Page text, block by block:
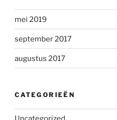
mei 2019
september 2017
augustus 2017
CATEGORIEËN